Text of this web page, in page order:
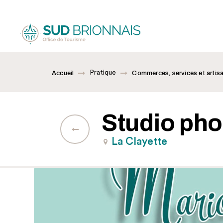
Accueil Pratique Commerces, services et
Studio
La Clayette